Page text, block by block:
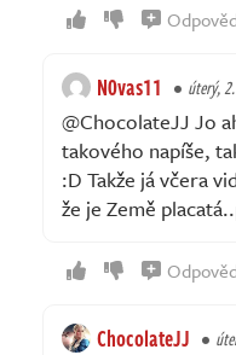
N0vas11 úterý,
@ChocolateJJ Jo
takového napíše,
:D Takže já včera
že je Země
ChocolateJJ